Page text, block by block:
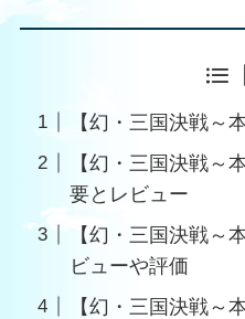
【幻・三国決戦～
【幻・三国決戦～
要とレビュー
【幻・三国決戦～
ビューや評価
【幻・三国決戦～